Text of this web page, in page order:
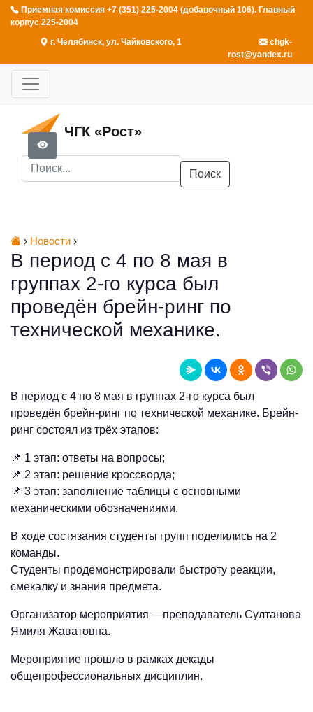
Приемная комиссия +7 (351) 225-2004 (добавочный 106). Главный
корпус 225-2004
г. Челябинск, ул. Чайковского, 1
chgk-
rost@yandex.ru
ЧГК «Рост»
Поиск
› Новости ›
В период с 4 по 8 мая в
группах 2-го курса был
проведён брейн-ринг по
технической механике.
В период с 4 по 8 мая в группах 2-го курса был
проведён брейн-ринг по технической механике. Брейн-
ринг состоял из трёх этапов:
📌 1 этап: ответы на вопросы;
📌 2 этап: решение кроссворда;
📌 3 этап: заполнение таблицы с основными
механическими обозначениями.
В ходе состязания студенты групп поделились на 2
команды.
Студенты продемонстрировали быстроту реакции,
смекалку и знания предмета.
Организатор мероприятия —преподаватель Султанова
Ямиля Жаватовна.
Мероприятие прошло в рамках декады
общепрофессиональных дисциплин.